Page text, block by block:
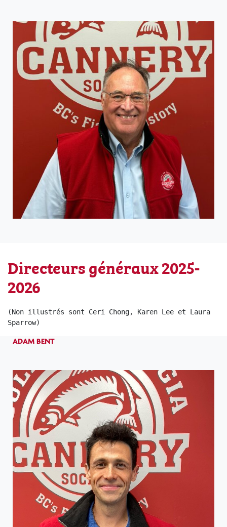
Directeurs généraux 2025-
2026
(Non illustrés sont Ceri Chong, Karen Lee et Laura
Sparrow)
ADAM BENT